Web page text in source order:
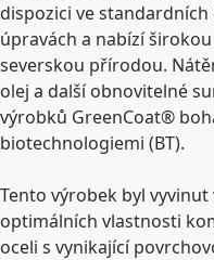
dispozici ve
úpravách a nabízí
severskou přírodou.
olej a další obnovitelné
výrobků GreenCoat®
biotechnologiemi (BT).
Tento výrobek byl
optimálních vlastnosti
oceli s vynikající